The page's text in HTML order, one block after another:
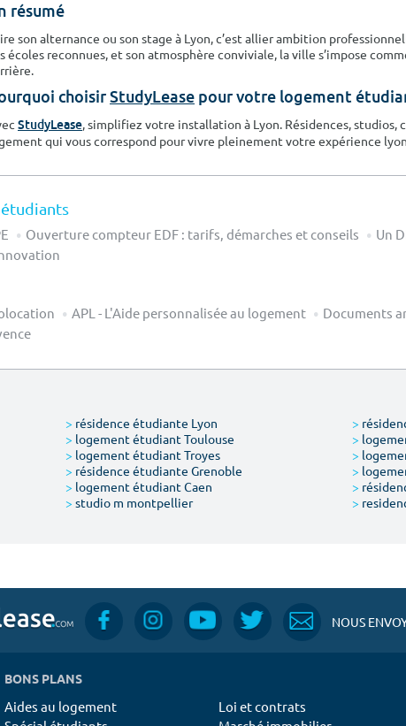
résumé
son alternance ou son stage à Lyon, c’est allier ambition
écoles reconnues, et son atmosphère conviviale, la ville s’impose
choisirStudyLease pour votre logement
StudyLease, simplifiez votre installation à Lyon. Résidences,
qui vous correspond pour vivre pleinement votre expérience
Ouverture compteur EDF : tarifs, démarches et conseils
Un
APL - L'Aide personnalisée au logement
Documents
> résidence étudiante Lyon >
> logement étudiant Toulouse >
> logement étudiant Troyes >
> résidence étudiante Grenoble >
> logement étudiant Caen >
> studio m montpellier >
NOUS
BONS PLANS
Aides au logement
Loi et contrats